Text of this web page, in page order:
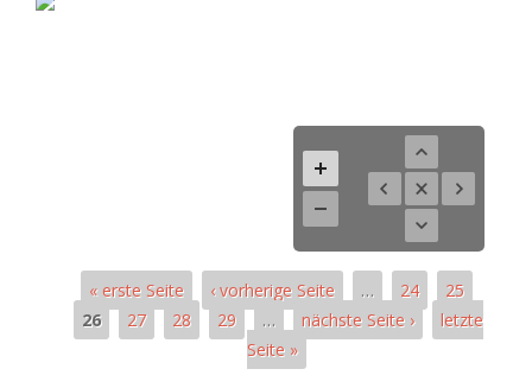
« erste Seite ‹ vorherige Seite … 24
25
26
27 28 29 … nächste Seite ›
letzte
Seite »